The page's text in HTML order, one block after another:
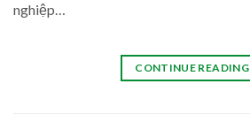
nghiệp…
CONTINUE READING